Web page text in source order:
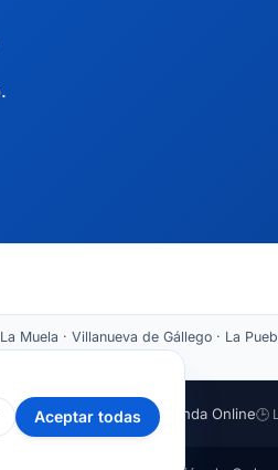
Muela · Villanueva de Gállego · La
🛒 Tienda Online🕒
Aceptar todas